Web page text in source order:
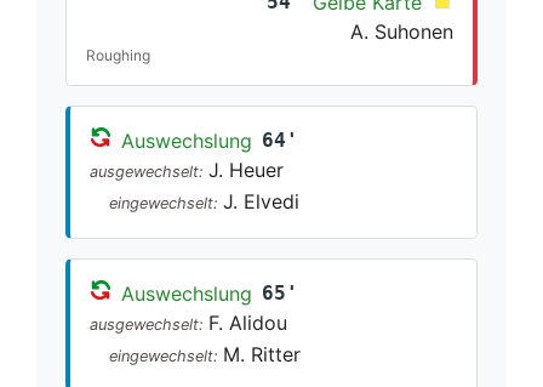
A. Suhonen
Roughing
Auswechslung 64'
ausgewechselt: J. Heuer
eingewechselt: J. Elvedi
Auswechslung 65'
ausgewechselt: F. Alidou
eingewechselt: M. Ritter